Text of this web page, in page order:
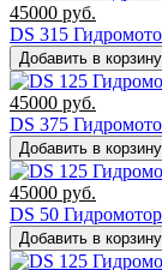
45000 руб.
DS 315
Добавить в корзину
45000 руб.
DS 375
Добавить в корзину
45000 руб.
DS 50 Гидромотор
Добавить в корзину